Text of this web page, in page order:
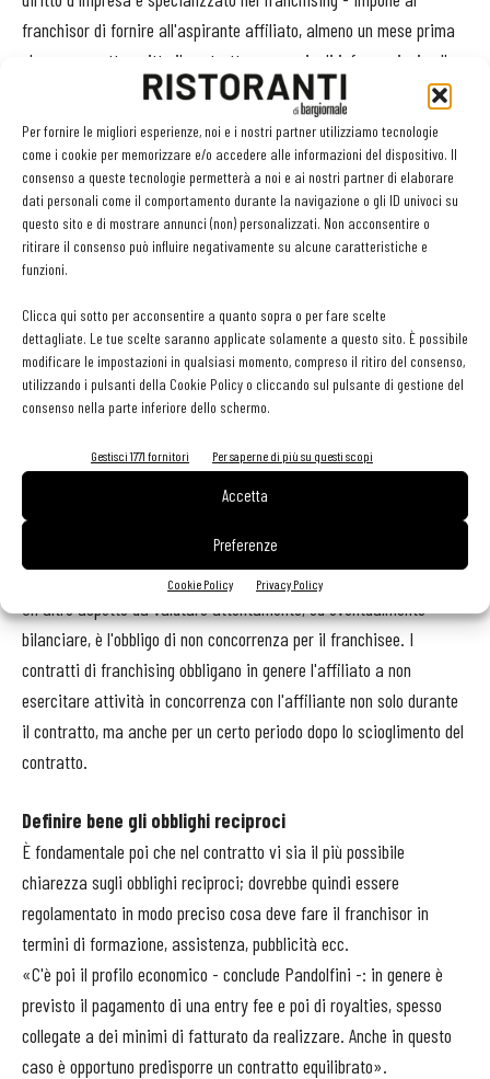
Per fornire le migliori esperienze, noi e i nostri partner utilizziamo tecnologie
come i cookie per memorizzare e/o accedere alle informazioni del dispositivo. Il
consenso a queste tecnologie permetterà a noi e ai nostri partner di elaborare
dati personali come il comportamento durante la navigazione o gli ID univoci su
questo sito e di mostrare annunci (non) personalizzati. Non acconsentire o
ritirare il consenso può influire negativamente su alcune caratteristiche e
funzioni.
Clicca qui sotto per acconsentire a quanto sopra o per fare scelte
dettagliate. Le tue scelte saranno applicate solamente a questo sito. È possibile
modificare le impostazioni in qualsiasi momento, compreso il ritiro del consenso,
utilizzando i pulsanti della Cookie Policy o cliccando sul pulsante di gestione del
consenso nella parte inferiore dello schermo.
Gestisci 1771 fornitori Per saperne di più su questi scopi
Accetta
Preferenze
Cookie Policy Privacy Policy
franchisor di fornire all'aspirante affiliato, almeno un mese prima
che venga sottoscritto il contratto, una serie di informazioni sulla
rete in franchising e sul contratto stesso.
Inoltre, la legge prevede che il contratto debba avere alcuni
elementi fondamentali, primo tra tutti il know-how, cioè un
patrimonio di conoscenze, nozioni, esperienza, procedure e così via
che deve avere determinati requisiti».
Attenzione alla durata del contratto
firma è la durata: «La legge prevede una durata minima di 3 anni -
continua Pandolfini -, ma quella media è di 5 o 6 anni e nella
maggior parte dei casi non è prevista per l'affiliato la possibilità di
penali onerose. Ciò dà spesso luogo a contenzioso, che potrebbe
essere invece evitato prevedendo una durata consona agli
interessi delle parti e/o la possibilità di recedere dal contratto
Un altro aspetto da valutare attentamente, ed eventualmente
bilanciare, è l'obbligo di non concorrenza per il franchisee. I
contratti di franchising obbligano in genere l'affiliato a non
esercitare attività in concorrenza con l'affiliante non solo durante
il contratto, ma anche per un certo periodo dopo lo scioglimento del
contratto.
Definire bene gli obblighi reciproci
È fondamentale poi che nel contratto vi sia il più possibile
chiarezza sugli obblighi reciproci; dovrebbe quindi essere
regolamentato in modo preciso cosa deve fare il franchisor in
termini di formazione, assistenza, pubblicità ecc.
«C'è poi il profilo economico - conclude Pandolfini -: in genere è
previsto il pagamento di una entry fee e poi di royalties, spesso
collegate a dei minimi di fatturato da realizzare. Anche in questo
caso è opportuno predisporre un contratto equilibrato».